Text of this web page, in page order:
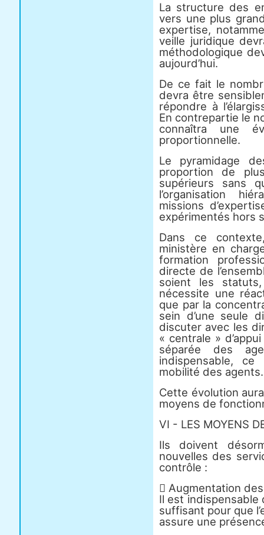
La structure des
vers une plus
expertise,
veille juridique
méthodologique
aujourd’hui.
De ce fait le
devra être
répondre à
En contrepartie le
connaîtra une
proportionnelle.
Le pyramidage
proportion de
supérieurs sans
l’organisation
missions
expérimentés hors
Dans ce
ministère en
formation
directe de
soient les statuts,
nécessite une
que par la
sein d’une seule
discuter avec les
« centrale »
séparée des
indispensable,
mobilité des agents.
Cette évolution
moyens de
VI - LES MOYENS
Ils doivent
nouvelles des
contrôle :
 Augmentation
Il est indispensable
suffisant pour que
assure une